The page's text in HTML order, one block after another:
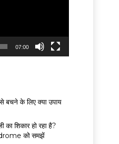
07:00
से बचने के लिए क्या उपाय
का शिकार हो रहा है?
को समझें